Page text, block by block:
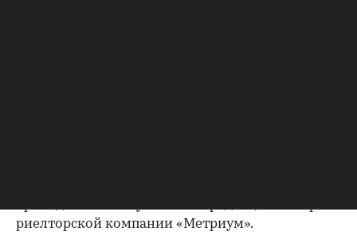
риелторской компании «Метриум».